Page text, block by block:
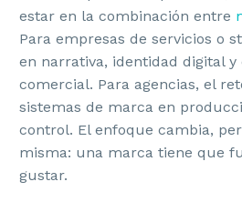
estar en la combinación entre
Para empresas de servicios o
en narrativa, identidad digital y
comercial. Para agencias, el
sistemas de marca en
control. El enfoque cambia,
misma: una marca tiene que
gustar.